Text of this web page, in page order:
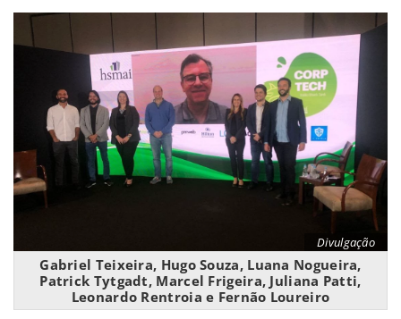
Divulgação
Gabriel Teixeira, Hugo Souza, Luana Nogueira,
Patrick Tytgadt, Marcel Frigeira, Juliana Patti,
Leonardo Rentroia e Fernão Loureiro